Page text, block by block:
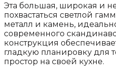
Эта большая, широкая и
похвастаться светлой
металл и камень,
современного
конструкция
гладкую планировку для
простор на своей кухне.